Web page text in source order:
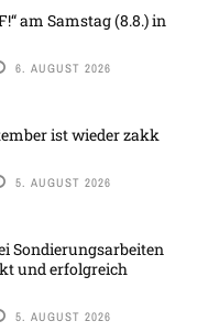
am Samstag (8.8.) in
6. AUGUST 2026
ist wieder zakk
5. AUGUST 2026
Sondierungsarbeiten
und erfolgreich
5. AUGUST 2026